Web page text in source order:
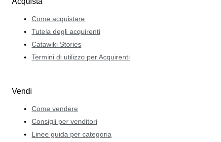
Come acquistare
Tutela degli acquirenti
Catawiki Stories
Termini di utilizzo per Acquirenti
Vendi
Come vendere
Consigli per venditori
Linee guida per categoria